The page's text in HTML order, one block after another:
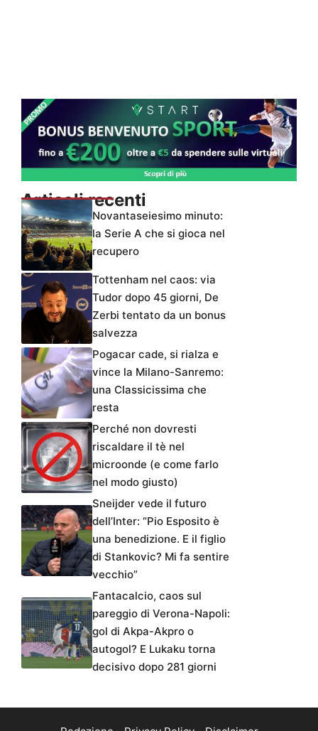
Articoli recenti
Novantaseiesimo minuto:
la Serie A che si gioca nel
recupero
Tottenham nel caos: via
Tudor dopo 45 giorni, De
Zerbi tentato da un bonus
salvezza
Pogacar cade, si rialza e
vince la Milano-Sanremo:
una Classicissima che
resta
Perché non dovresti
riscaldare il tè nel
microonde (e come farlo
nel modo giusto)
Sneijder vede il futuro
dell’Inter: “Pio Esposito è
una benedizione. E il figlio
di Stankovic? Mi fa sentire
vecchio”
Fantacalcio, caos sul
pareggio di Verona-Napoli:
gol di Akpa-Akpro o
autogol? E Lukaku torna
decisivo dopo 281 giorni